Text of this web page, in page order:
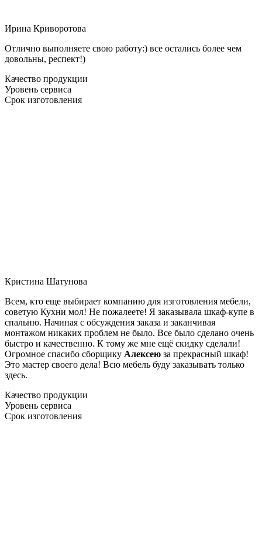
Ирина Криворотова
Отлично выполняете свою работу:) все остались более чем
довольны, респект!)
Качество продукции
Уровень сервиса
Срок изготовления
Кристина Шатунова
Всем, кто еще выбирает компанию для изготовления мебели,
советую Кухни мол! Не пожалеете! Я заказывала шкаф-купе в
спальню. Начиная с обсуждения заказа и заканчивая
монтажом никаких проблем не было. Все было сделано очень
быстро и качественно. К тому же мне ещё скидку сделали!
Огромное спасибо сборщику Алексею за прекрасный шкаф!
Это мастер своего дела! Всю мебель буду заказывать только
здесь.
Качество продукции
Уровень сервиса
Срок изготовления